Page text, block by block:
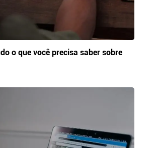
o que você precisa saber sobre